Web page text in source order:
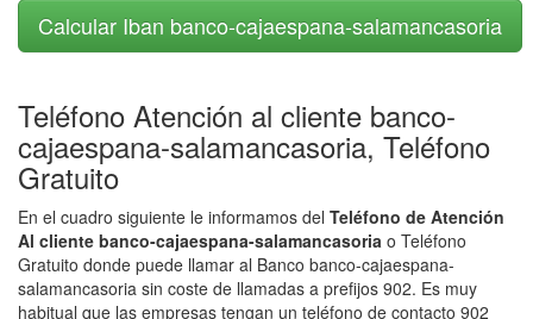
Calcular Iban banco-cajaespana-salamancasoria
Teléfono Atención al cliente banco-
cajaespana-salamancasoria, Teléfono
Gratuito
En el cuadro siguiente le informamos del Teléfono de Atención
Al cliente banco-cajaespana-salamancasoria o Teléfono
Gratuito donde puede llamar al Banco banco-cajaespana-
salamancasoria sin coste de llamadas a prefijos 902. Es muy
habitual que las empresas tengan un teléfono de contacto 902